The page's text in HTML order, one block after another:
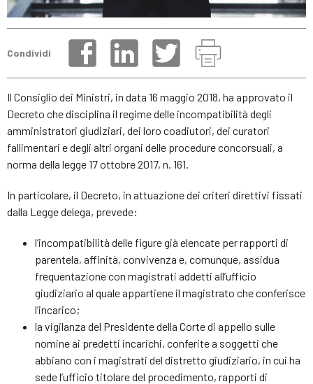
Condividi
Il Consiglio dei Ministri, in data 16 maggio 2018, ha approvato il
Decreto che disciplina il regime delle incompatibilità degli
amministratori giudiziari, dei loro coadiutori, dei curatori
fallimentari e degli altri organi delle procedure concorsuali, a
norma della legge 17 ottobre 2017, n. 161.
In particolare, il Decreto, in attuazione dei criteri direttivi fissati
dalla Legge delega, prevede:
l’incompatibilità delle figure già elencate per rapporti di
parentela, affinità, convivenza e, comunque, assidua
frequentazione con magistrati addetti all’ufficio
giudiziario al quale appartiene il magistrato che conferisce
l’incarico;
la vigilanza del Presidente della Corte di appello sulle
nomine ai predetti incarichi, conferite a soggetti che
abbiano con i magistrati del distretto giudiziario, in cui ha
sede l’ufficio titolare del procedimento, rapporti di